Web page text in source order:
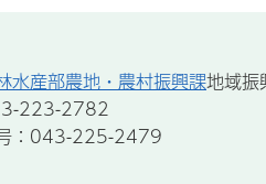
水産部農地・農村振興課地域振
223-2782
：043-225-2479